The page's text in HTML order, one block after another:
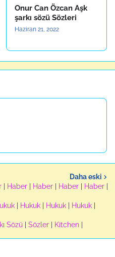
Onur Can Özcan Aşk
şarkı sözü Sözleri
Haziran 21, 2022
Daha eski
Haber Haber Haber Haber
Hukuk Hukuk Hukuk
Sözü Sözler Kitchen